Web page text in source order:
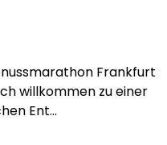
Frankfurt
willkommen zu einer
Ent…